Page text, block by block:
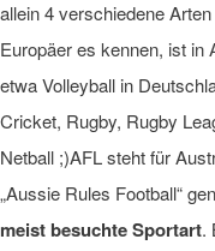
allein 4 verschiedene
Europäer es kennen, ist in
etwa Volleyball in
Cricket, Rugby, Rugby
Netball ;)AFL steht für
„Aussie Rules Football“
meist besuchte Sportart.